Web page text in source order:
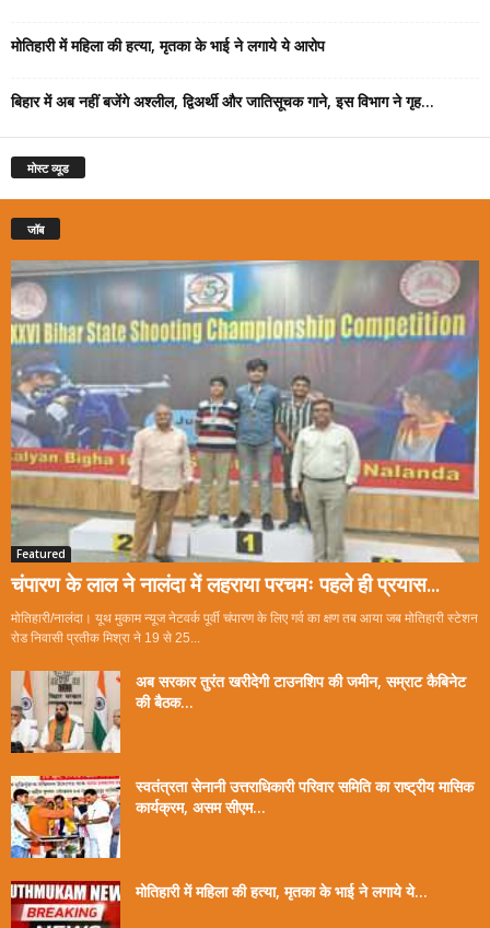
मोतिहारी में महिला की हत्या, मृतका के भाई ने लगाये ये आरोप
बिहार में अब नहीं बजेंगे अश्लील, द्विअर्थी और जातिसूचक गाने, इस विभाग ने गृह...
मोस्ट व्यूड
जॉब
Featured
चंपारण के लाल ने नालंदा में लहराया परचमः पहले ही प्रयास...
मोतिहारी/नालंदा। यूथ मुकाम न्यूज नेटवर्क पूर्वी चंपारण के लिए गर्व का क्षण तब आया जब मोतिहारी स्टेशन
रोड निवासी प्रतीक मिश्रा ने 19 से 25...
अब सरकार तुरंत खरीदेगी टाउनशिप की जमीन, सम्राट कैबिनेट
की बैठक...
स्वतंत्रता सेनानी उत्तराधिकारी परिवार समिति का राष्ट्रीय मासिक
कार्यक्रम, असम सीएम...
मोतिहारी में महिला की हत्या, मृतका के भाई ने लगाये ये...